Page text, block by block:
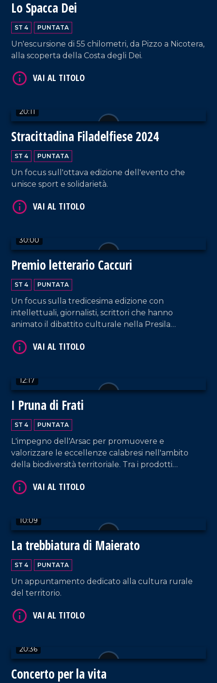
Lo Spacca Dei
ST 4 PUNTATA
Un'escursione di 55 chilometri, da Pizzo a Nicotera,
alla scoperta della Costa degli Dei.
20:11
Stracittadina Filadelfiese 2024
ST 4 PUNTATA
Un focus sull'ottava edizione dell'evento che
unisce sport e solidarietà.
30:00
Premio letterario Caccuri
ST 4 PUNTATA
Un focus sulla tredicesima edizione con
intellettuali, giornalisti, scrittori che hanno
animato il dibattito culturale nella Presila
12:17
I Pruna di Frati
ST 4 PUNTATA
L'impegno dell'Arsac per promuovere e
valorizzare le eccellenze calabresi nell'ambito
della biodiversità territoriale. Tra i prodotti
Terranova Sappo Minulio.
10:09
La trebbiatura di Maierato
ST 4 PUNTATA
Un appuntamento dedicato alla cultura rurale
del territorio.
20:36
Concerto per la vita
VAI AL TITOLO
VAI AL TITOLO
VAI AL TITOLO